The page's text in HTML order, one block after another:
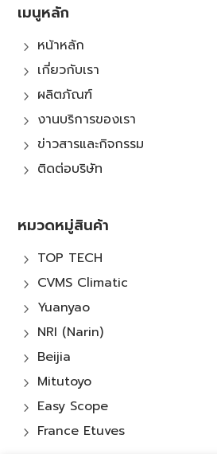
เมนูหลัก
5 หน้าหลัก
5 เกี่ยวกับเรา
5 ผลิตภัณฑ์
5 งานบริการของเรา
5 ข่าวสารและกิจกรรม
5 ติดต่อบริษัท
หมวดหมู่สินค้า
5 TOP TECH
5 CVMS Climatic
5 Yuanyao
5 NRI (Narin)
5 Beijia
5 Mitutoyo
5 Easy Scope
5 France Etuves